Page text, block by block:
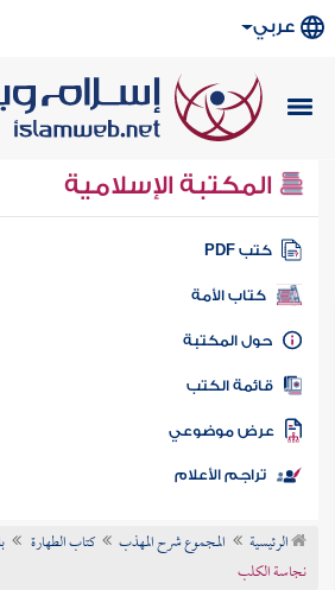
عربي
المكتبة الإسلامية
كتب PDF
كتاب الأمة
المكتبة
الكتب
موضوعي
تراجم الأعلام
الرئيسية المجموع شرح المهذب كتاب الطهارة
نجاسة الكلب